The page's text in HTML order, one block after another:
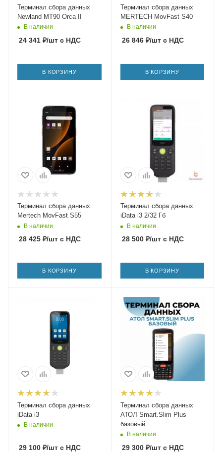
Терминал сбора данных
Newland MT90 Orca II
В наличии
24 341 ₽/шт с НДС
В КОРЗИНУ
Терминал сбора данных
MERTECH MovFast S40
В наличии
26 846₽/штс НДС
В КОРЗИНУ
Терминал сбора данных
Mertech MovFast S55
В наличии
28 425 ₽/шт с НДС
В КОРЗИНУ
Терминал сбора данных
iData i3 2/32 Гб
В наличии
28 500₽/штс НДС
В КОРЗИНУ
Терминал сбора данных
iData i3
В наличии
29 100 ₽/шт с НДС
Терминал сбора данных
АТОЛ Smart.Slim Plus
базовый
В наличии
29 300₽/штс НДС